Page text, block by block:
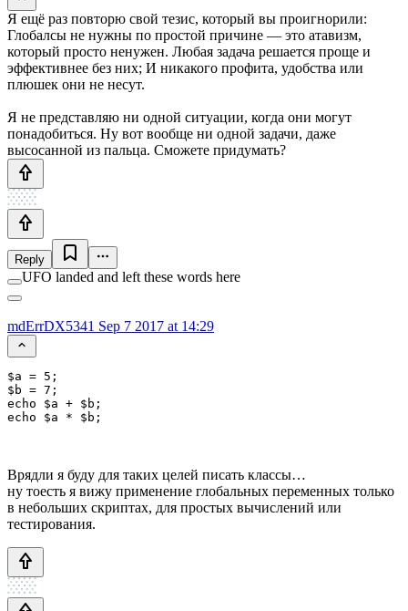
Я ещё раз повторю свой тезис, который вы проигнорили:
Глобалсы не нужны по простой причине — это атавизм,
который просто ненужен. Любая задача решается проще и
эффективнее без них; И никакого профита, удобства или
плюшек они не несут.
Я не представляю ни одной ситуации, когда они могут
понадобиться. Ну вот вообще ни одной задачи, даже
высосанной из пальца. Сможете придумать?
Reply
UFO landed and left these words here
mdErrDX5341 Sep 7 2017 at 14:29
$a = 5;
$b = 7;
echo $a + $b;
echo $a * $b;
Врядли я буду для таких целей писать классы…
ну тоесть я вижу применение глобальных переменных только
в небольших скриптах, для простых вычислений или
тестирования.